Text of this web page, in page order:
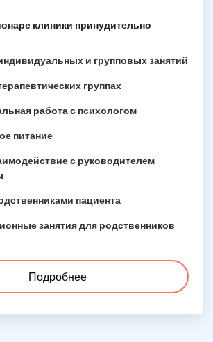
клиники принудительно
и групповых занятий
группах
работа с психологом
питание
с руководителем
пациента
занятия для родственников
Подробнее